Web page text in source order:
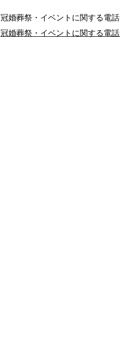
冠婚葬祭・イベントに関する電
冠婚葬祭・イベントに関する電